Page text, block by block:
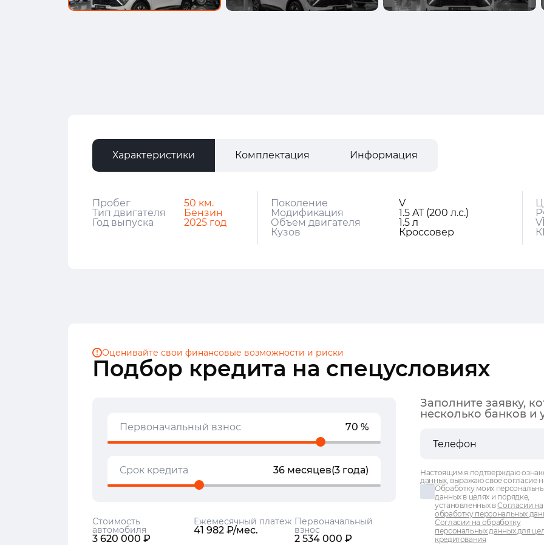
Характеристики Комплектация Информация
Пробег
50 км.
Тип двигателя
Бензин
Год выпуска
2025 год
Поколение
V
Модификация
1.5 AT (200 л.с.)
Объем двигателя
1.5 л
Кузов
Кроссовер
Подбор кредита на спецусловиях
Оценивайте свои финансовые возможности и риски
Первоначальный взнос 70 %
Срок кредита 36 месяцев(3 года)
Стоимость
автомобиля
3 620 000 ₽
Ежемесячный платеж
41 982 ₽/мес.
Первоначальный
взнос
2 534 000 ₽
Заполните заявку,
несколько банков и
Настоящим я подтверждаю
данных, выражаю свое согласие
Обработку моих
данных в целях и порядке,
установленных вСогласии на
обработку персональных
Согласии на обработку
персональных данных для
кредитования